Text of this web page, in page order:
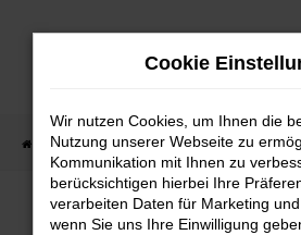
Zum
Startseite Lagerfahrzeuge
Cookie
Wir nutzen Cookies, um Ihnen die
Nutzung unserer Webseite zu
Kommunikation mit Ihnen zu
berücksichtigen hierbei Ihre
verarbeiten Daten für Marketing
wenn Sie uns Ihre Einwilligung